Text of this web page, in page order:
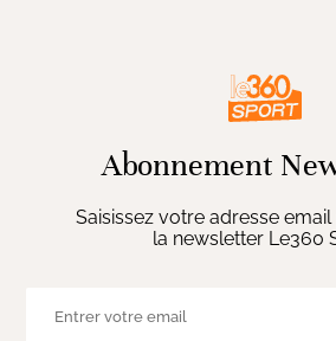
Abonnement
Saisissez votre adresse
la newsletter Le360